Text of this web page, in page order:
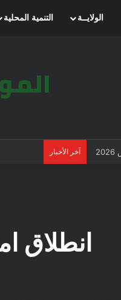
الرئيسيةالولايــة التنمية المحلية
آخر الأخبار
انطلاق